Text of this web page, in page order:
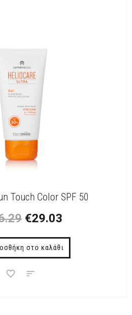
Touch Color SPF 50
€29.03
στο καλάθι